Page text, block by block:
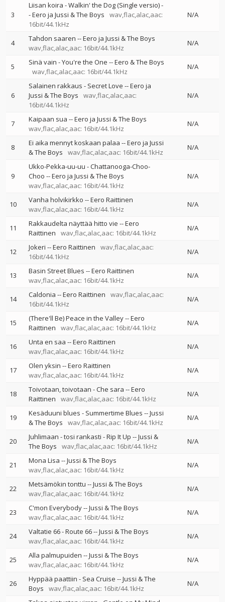
3
Liisan koira - Walkin' the Dog (Single versio)-
-Eero ja Jussi & The Boys
wav,flac,alac,aac:
16bit/44.1kHz
N/A
4 Tahdon saaren --Eero ja Jussi & The Boys
wav,flac,alac,aac: 16bit/44.1kHz
N/A
5 Sinä vain - You're the One --Eero & The Boys
wav,flac,alac,aac: 16bit/44.1kHz
N/A
6
Salainen rakkaus - Secret Love --Eero ja
Jussi & The Boys
wav,flac,alac,aac:
16bit/44.1kHz
N/A
7 Kaipaan sua --Eero ja Jussi & The Boys
wav,flac,alac,aac: 16bit/44.1kHz
N/A
8 Ei aika mennyt koskaan palaa --Eero ja Jussi
& The Boys
wav,flac,alac,aac: 16bit/44.1kHz
N/A
9
Ukko-Pekka-uu-uu - Chattanooga-Choo-
Choo --Eero ja Jussi & The Boys
wav,flac,alac,aac: 16bit/44.1kHz
N/A
10 Vanha holvikirkko --Eero Raittinen
wav,flac,alac,aac: 16bit/44.1kHz
N/A
11 Rakkaudelta näyttää hitto vie --Eero
Raittinen
wav,flac,alac,aac: 16bit/44.1kHz
N/A
12 Jokeri --Eero Raittinen
wav,flac,alac,aac:
16bit/44.1kHz
N/A
13 Basin Street Blues --Eero Raittinen
wav,flac,alac,aac: 16bit/44.1kHz
N/A
14 Caldonia --Eero Raittinen
wav,flac,alac,aac:
16bit/44.1kHz
N/A
15 (There'll Be) Peace in the Valley--Eero
Raittinen
wav,flac,alac,aac: 16bit/44.1kHz
N/A
16 Unta en saa --Eero Raittinen
wav,flac,alac,aac: 16bit/44.1kHz
N/A
17 Olen yksin --Eero Raittinen
wav,flac,alac,aac: 16bit/44.1kHz
N/A
18 Toivotaan, toivotaan - Che sara --Eero
Raittinen
wav,flac,alac,aac: 16bit/44.1kHz
N/A
19 Kesäduuni blues - Summertime Blues --Jussi
& The Boys
wav,flac,alac,aac: 16bit/44.1kHz
N/A
20 Juhlimaan - tosi rankasti - Rip It Up --Jussi &
The Boys
wav,flac,alac,aac: 16bit/44.1kHz
N/A
21 Mona Lisa --Jussi & The Boys
wav,flac,alac,aac: 16bit/44.1kHz
N/A
22 Metsämökin tonttu --Jussi & The Boys
wav,flac,alac,aac: 16bit/44.1kHz
N/A
23 C'mon Everybody--Jussi & The Boys
wav,flac,alac,aac: 16bit/44.1kHz
N/A
24 Valtatie 66 - Route 66--Jussi & The Boys
wav,flac,alac,aac: 16bit/44.1kHz
N/A
25 Alla palmupuiden --Jussi & The Boys
wav,flac,alac,aac: 16bit/44.1kHz
N/A
26 Hyppää paattiin - Sea Cruise --Jussi & The
Boys
wav,flac,alac,aac: 16bit/44.1kHz
N/A